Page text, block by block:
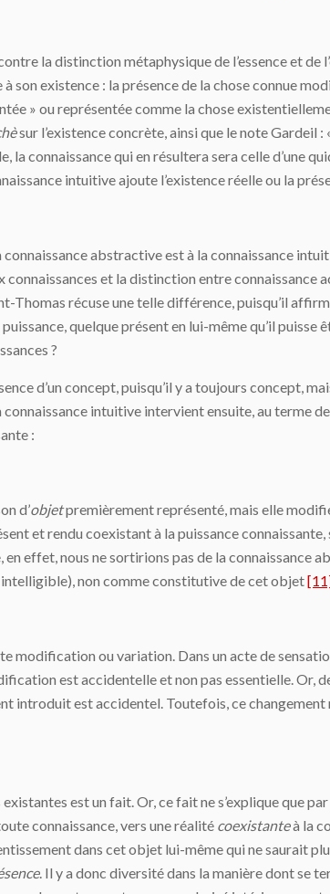
la distinction métaphysique de l’essence et de
son existence : la présence de la chose connue
» ou représentée comme la chose
sur l’existence concrète, ainsi que le note Gardeil
la connaissance qui en résultera sera celle d’une
intuitive ajoute l’existence réelle ou la
abstractive est à la connaissance
et la distinction entre connaissance
Thomas récuse une telle différence, puisqu’il
quelque présent en lui-même qu’il puisse
?
d’un concept, puisqu’il y a toujours concept,
intuitive intervient ensuite, au terme
:
d’objetpremièrement représenté, mais elle
et rendu coexistant à la puissance
effet, nous ne sortirions pas de la connaissance
non comme constitutive de cet objet
modification ou variation. Dans un acte de
est accidentelle et non pas essentielle. Or,
introduit est accidentel. Toutefois, ce changement
est un fait. Or, ce fait ne s’explique que
connaissance, vers une réalité coexistanteà la
dans cet objet lui-même qui ne saurait
. Il y a donc diversité dans la manière dont se